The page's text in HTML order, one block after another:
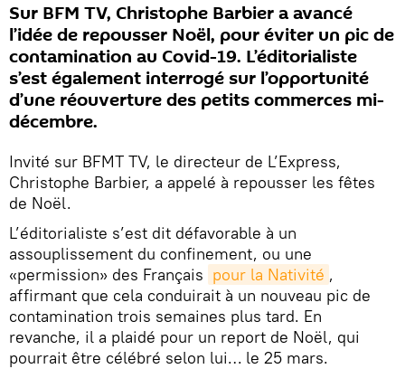
Sur BFM TV, Christophe Barbier a avancé
l’idée de repousser Noël, pour éviter un pic de
contamination au Covid-19. L’éditorialiste
s’est également interrogé sur l’opportunité
d’une réouverture des petits commerces mi-
décembre.
Invité sur BFMT TV, le directeur de L’Express,
Christophe Barbier, a appelé à repousser les fêtes
de Noël.
L’éditorialiste s’est dit défavorable à un
assouplissement du confinement, ou une
«permission» des Français pour la Nativité ,
affirmant que cela conduirait à un nouveau pic de
contamination trois semaines plus tard. En
revanche, il a plaidé pour un report de Noël, qui
pourrait être célébré selon lui… le 25 mars.